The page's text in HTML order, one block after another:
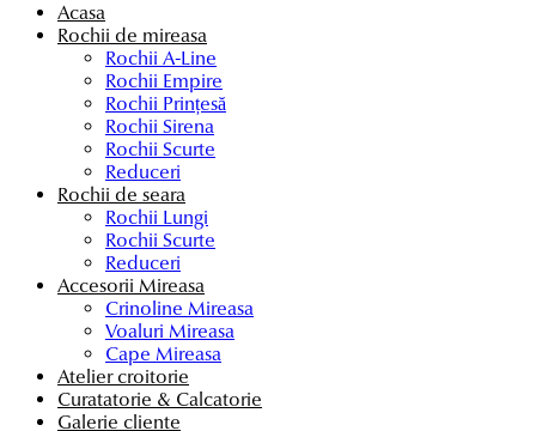
Acasa
Rochii de mireasa
Rochii A-Line
Rochii Empire
Rochii Prințesă
Rochii Sirena
Rochii Scurte
Reduceri
Rochii de seara
Rochii Lungi
Rochii Scurte
Reduceri
Accesorii Mireasa
Crinoline Mireasa
Voaluri Mireasa
Cape Mireasa
Atelier croitorie
Curatatorie & Calcatorie
Galerie cliente